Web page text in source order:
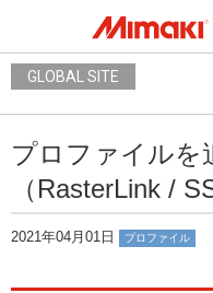
GLOBAL SITE
プロファイルを
（RasterLink /
2021年04月01日 プロファイル